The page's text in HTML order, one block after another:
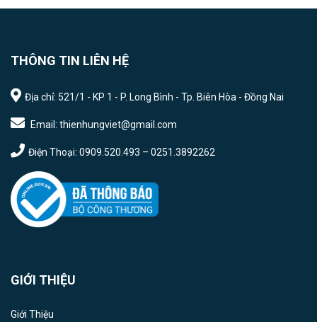
THÔNG TIN LIÊN HỆ
Địa chỉ: 521/1 - KP 1 - P. Long Bình - Tp. Biên Hòa - Đồng Nai
Email: thienhungviet@gmail.com
Điện Thoại: 0909.520.493 – 0251.3892262
GIỚI THIỆU
Giới Thiệu